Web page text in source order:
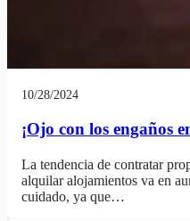
10/28/2024
¡Ojo con los engaños
La tendencia de contratar
alquilar alojamientos va en
cuidado, ya que…